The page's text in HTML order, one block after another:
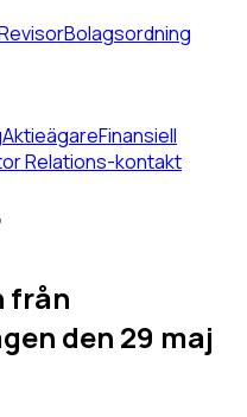
Bolagsordning
AktieägareFinansiell
Relations-kontakt
från
den 29 maj